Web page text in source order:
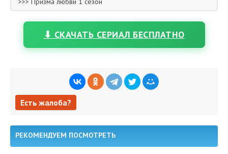
⬇ СКАЧАТЬ СЕРИАЛ БЕСПЛАТНО
Есть жалоба?
РЕКОМЕНДУЕМ ПОСМОТРЕТЬ